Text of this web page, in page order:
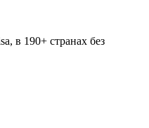
в 190+ странах без